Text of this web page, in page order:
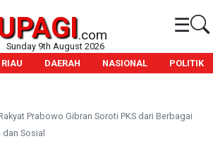
.com ☰
Sunday 9th August 2026
RIAU DAERAH NASIONAL POLITIK
Prabowo Gibran Soroti PKS dari Berbagai
Sosial